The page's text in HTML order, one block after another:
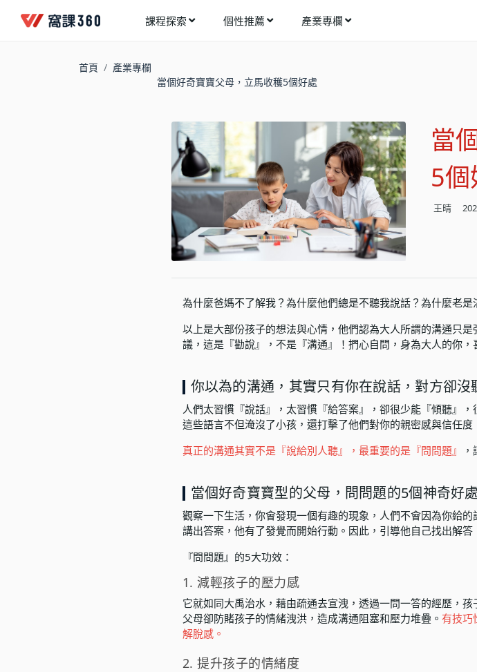
課程探索
手機APP開發
建築室內設計
健康生活
程式與資料庫
視覺設計
電繪與手繪
網頁設計
網路行銷
網路管理
語言學習
影視特效
辦公室應用
優惠專區
免費課程
個性推薦
架構師
領航者
溝通者
執行者
生活家
產業專欄
影像動畫
商業行銷
資訊科技
設計應用
健康生活
理財投資
所有專欄
今天想要學什麼?
窩課推薦給您
首頁
產業專欄
當個好奇寶寶父母，立馬收穫5個好處
當
5
王晴
為什麼爸媽不了解我？為什麼他們總是不聽我說話？為什麼老
以上是大部份孩子的想法與心情，他們認為大人所謂的溝通只
議，這是『勸說』，不是『溝通』！捫心自問，身為大人的你，
你以為的溝通，其實只有你在說話，對方卻沒
人們太習慣『說話』，太習慣『給答案』，卻很少能『傾聽』
這些語言不但淹沒了小孩，還打擊了他們對你的親密感與信任度
真正的溝通其實不是『說給別人聽』，最重要的是『問問題』
當個好奇寶寶型的父母，問問題的5個神奇好處
觀察一下生活，你會發現一個有趣的現象，人們不會因為你給
講出答案，他有了發覺而開始行動。因此，引導他自己找出解答
『問問題』的5大功效：
1. 減輕孩子的壓力感
它就如同大禹治水，藉由疏通去宣洩，透過一問一答的經歷，
父母卻防賭孩子的情緒洩洪，造成溝通阻塞和壓力堆疊。 有技巧
解脫感。
2. 提升孩子的情緒度